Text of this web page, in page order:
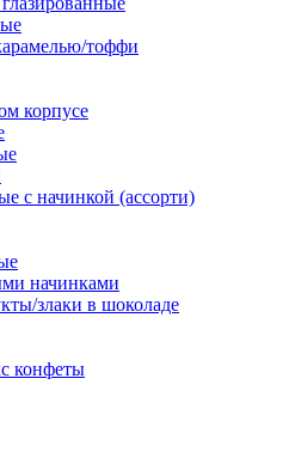
тоффи
корпусе
с начинкой (ассорти)
начинками
злаки в шоколаде
конфеты